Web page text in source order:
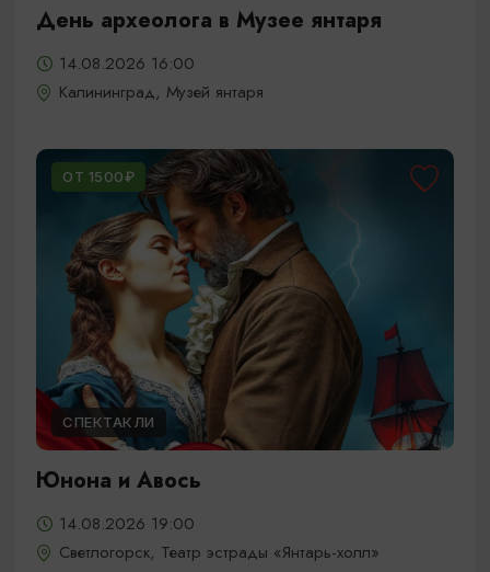
День археолога в Музее янтаря
14.08.2026 16:00
Калининград, Музей янтаря
ОТ 1500₽
СПЕКТАКЛИ
Юнона и Авось
14.08.2026 19:00
Светлогорск, Театр эстрады «Янтарь-холл»